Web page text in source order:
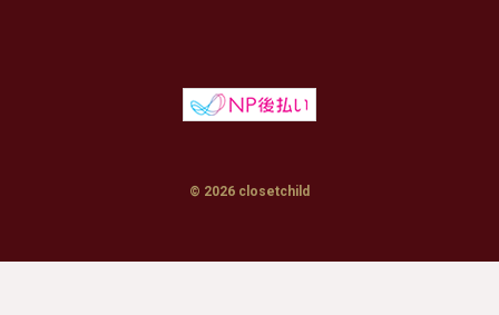
© 2026 closetchild